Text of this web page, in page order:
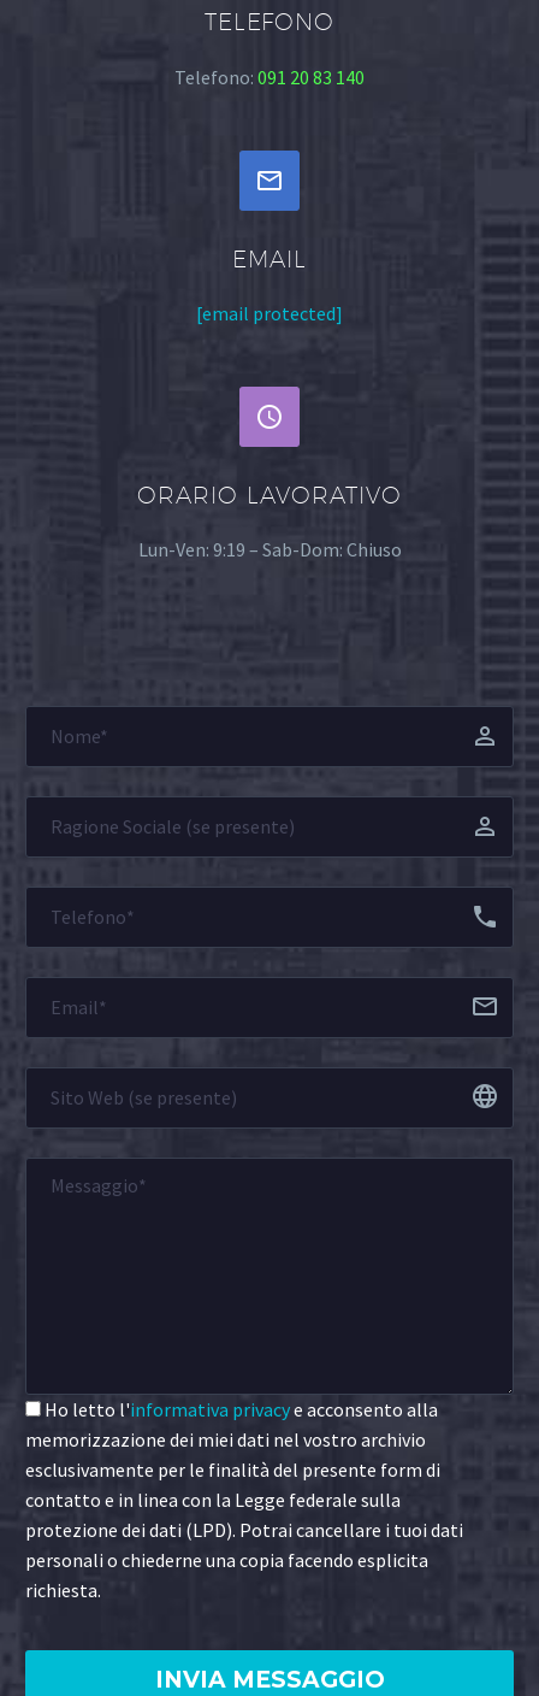
TELEFONO
Telefono: 091 20 83 140


EMAIL
[email protected]


ORARIO LAVORATIVO
Lun-Ven: 9:19 – Sab-Dom: Chiuso
Ho letto l'informativa privacye acconsento alla
memorizzazione dei miei dati nel vostro archivio
esclusivamente per le finalità del presente form di
contatto e in linea con la Legge federale sulla
protezione dei dati (LPD). Potrai cancellare i tuoi dati
personali o chiederne una copia facendo esplicita
richiesta.